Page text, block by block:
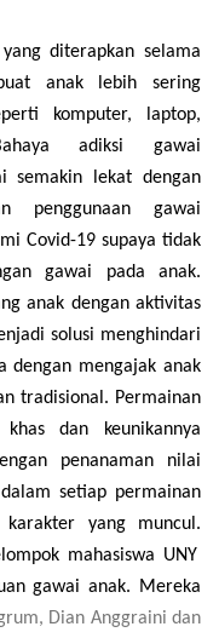
diterapkan selama
anak lebih sering
komputer, laptop,
adiksi gawai
semakin lekat dengan
penggunaan gawai
Covid-19 supaya tidak
gawai pada anak.
anak dengan aktivitas
solusi menghindari
dengan mengajak anak
tradisional. Permainan
dan keunikannya
penanaman nilai
setiap permainan
yang muncul.
mahasiswa UNY
gawai anak. Mereka
Dian Anggraini dan